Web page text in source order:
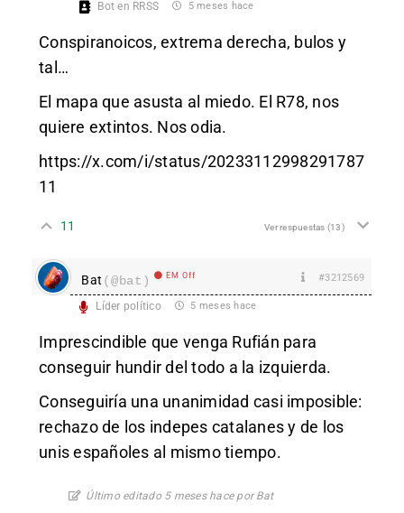
Bot en RRSS 5 meses hace
Conspiranoicos, extrema derecha, bulos y
tal…
El mapa que asusta al miedo. El R78, nos
quiere extintos. Nos odia.
https://x.com/i/status/20233112998291787
11
11 Ver respuestas (13)
Bat (@bat) EM Off #3212569
Líder político 5 meses hace
Imprescindible que venga Rufián para
conseguir hundir del todo a la izquierda.
Conseguiría una unanimidad casi imposible:
rechazo de los indepes catalanes y de los
unis españoles al mismo tiempo.
Último editado 5 meses hace por Bat